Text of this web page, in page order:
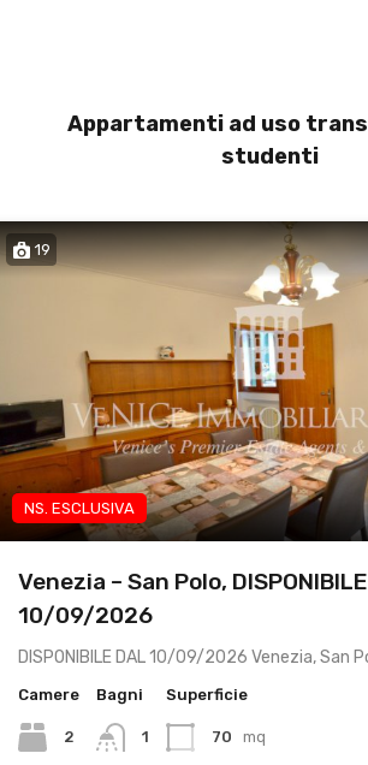
Appartamenti ad uso
studenti
19
NS. ESCLUSIVA
Venezia – San Polo,
10/09/2026
DISPONIBILE DAL 10/09/2026 Venezia, San
Camere
2
Bagni
1
Superficie
70 mq